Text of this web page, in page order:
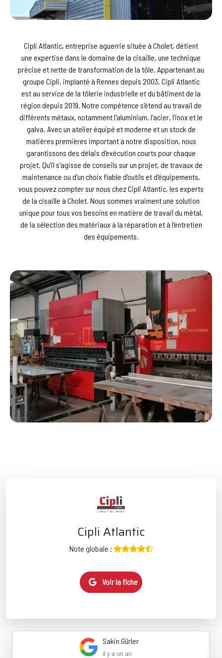
Cipli Atlantic, entreprise aguerrie située à Cholet, détient
une expertise dans le domaine de la cisaille, une technique
précise et nette de transformation de la tôle. Appartenant au
groupe Cipli, implanté à Rennes depuis 2003, Cipli Atlantic
est au service de la tôlerie industrielle et du bâtiment de la
région depuis 2019. Notre compétence s'étend au travail de
différents métaux, notamment l'aluminium, l'acier, l'inox et le
galva. Avec un atelier équipé et moderne et un stock de
matières premières important à notre disposition, nous
garantissons des délais d'exécution courts pour chaque
projet. Qu'il s'agisse de conseils sur un projet, de travaux de
maintenance ou d'un choix fiable d'outils et d'équipements,
vous pouvez compter sur nous chez Cipli Atlantic, les experts
de la cisaille à Cholet. Nous sommes vraiment une solution
unique pour tous vos besoins en matière de travail du métal,
de la sélection des matériaux à la réparation et à l'entretien
des équipements.
Cipli Atlantic
Note globale :
Voir la fiche
Sakin Gürler
il y a un an